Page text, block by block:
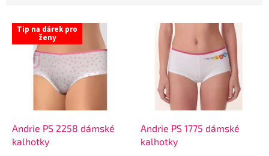
V
p
Tip na dárek pro
ženy
Andrie PS 2258 dámské
kalhotky
Andrie PS 1775 dámské
kalhotky